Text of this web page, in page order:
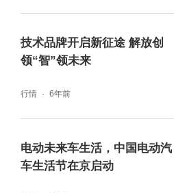
技术品牌开启新征途 解放创
领“智”领未来
行情 6年前
电动未来车生活，中国电动汽
车生活节在京启动